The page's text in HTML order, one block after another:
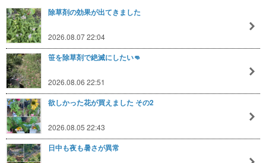
除草剤の効果が出てきました
2026.08.07 22:04
笹を除草剤で絶滅にしたい👊
2026.08.06 22:51
欲しかった花が買えました その2
2026.08.05 22:43
日中も夜も暑さが異常